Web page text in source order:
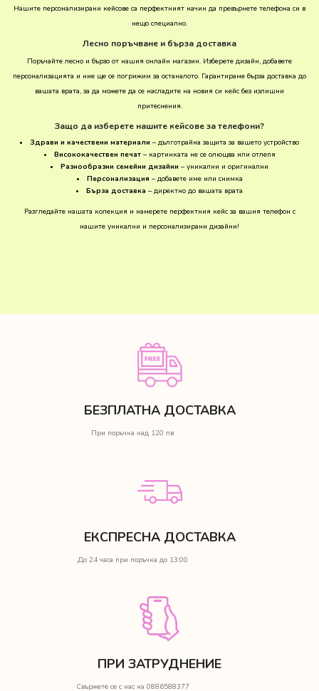
Нашите персонализирани кейсове са перфектният начин да превърнете телефона си в
нещо специално.
Лесно поръчване и бърза доставка
Поръчайте лесно и бързо от нашия онлайн магазин. Изберете дизайн, добавете
персонализацията и ние ще се погрижим за останалото. Гарантираме бърза доставка до
вашата врата, за да можете да се насладите на новия си кейс без излишни
притеснения.
Защо да изберете нашите кейсове за телефони?
Здрави и качествени материали – дълготрайна защита за вашето устройство
Висококачествен печат– картинката не се олющва или отлепя
Разнообразни семейни дизайни – уникални и оригинални
Персонализация – добавете име или снимка
Бърза доставка – директно до вашата врата
Разгледайте нашата колекция и намерете перфектния кейс за вашия телефон с
нашите уникални и персонализирани дизайни!
БЕЗПЛАТНА ДОСТАВКА
При поръчка над 120 лв
ЕКСПРЕСНА ДОСТАВКА
До 24 часа при поръчка до 13:00
ПРИ ЗАТРУДНЕНИЕ
Свържете се с нас на 0886588377